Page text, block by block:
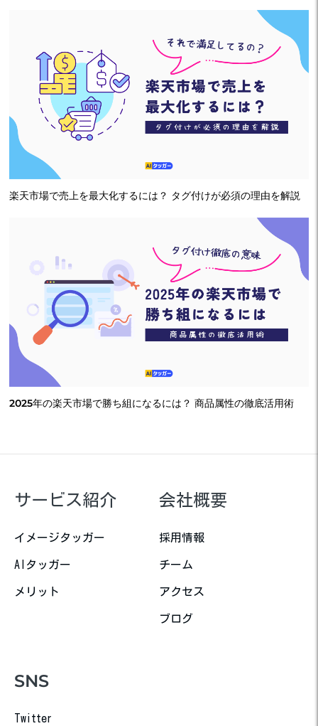
楽天市場で売上を最大化するには？ タグ付けが必須の理由を解説
2025年の楽天市場で勝ち組になるには？ 商品属性の徹底活用術
サービス紹介
イメージタッガー
AIタッガー
メリット
会社概要
採用情報
チーム
アクセス
ブログ
SNS
Twitter